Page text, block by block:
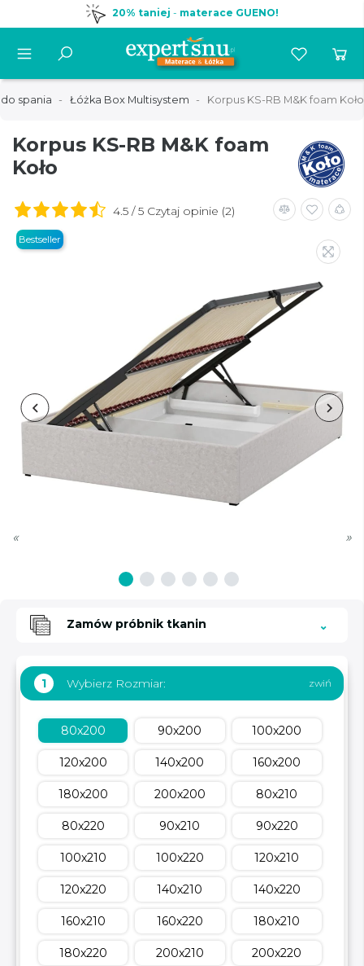
20% taniej - materace GUENO!
spania Łóżka Box Multisystem Korpus KS-RB M&K foam Koło
Korpus KS-RB M&K foam
Koło
4.5 / 5 Czytaj opinie (2)
Bestseller
« »
Zamów próbnik tkanin
1 Wybierz Rozmiar:
80x200 90x200 100x200
120x200 140x200 160x200
180x200 200x200 80x210
80x220 90x210 90x220
100x210 100x220 120x210
120x220 140x210 140x220
160x210 160x220 180x210
180x220 200x210 200x220